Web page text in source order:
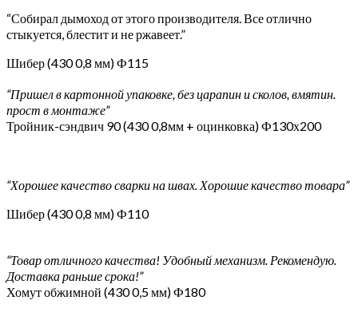
“Собирал дымоход от этого производителя. Все отлично
стыкуется, блестит и не ржавеет.”
Шибер (430 0,8 мм) Ф115
“Пришел в картонной упаковке, без царапин и сколов, вмятин.
прост в монтаже”
Тройник-сэндвич 90 (430 0,8мм + оцинковка) Ф130х200
“Хорошее качество сварки на швах. Хорошие качество товара”
Шибер (430 0,8 мм) Ф110
“Товар отличного качества! Удобный механизм. Рекомендую.
Доставка раньше срока!”
Хомут обжимной (430 0,5 мм) Ф180